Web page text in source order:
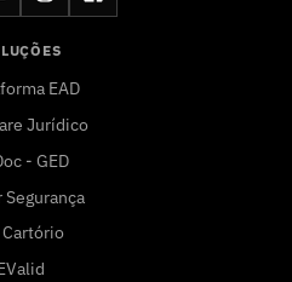
EAD
Jurídico
- GED
Segurança
Cartório